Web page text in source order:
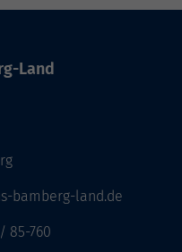
Land
bamberg-land.de
85-760